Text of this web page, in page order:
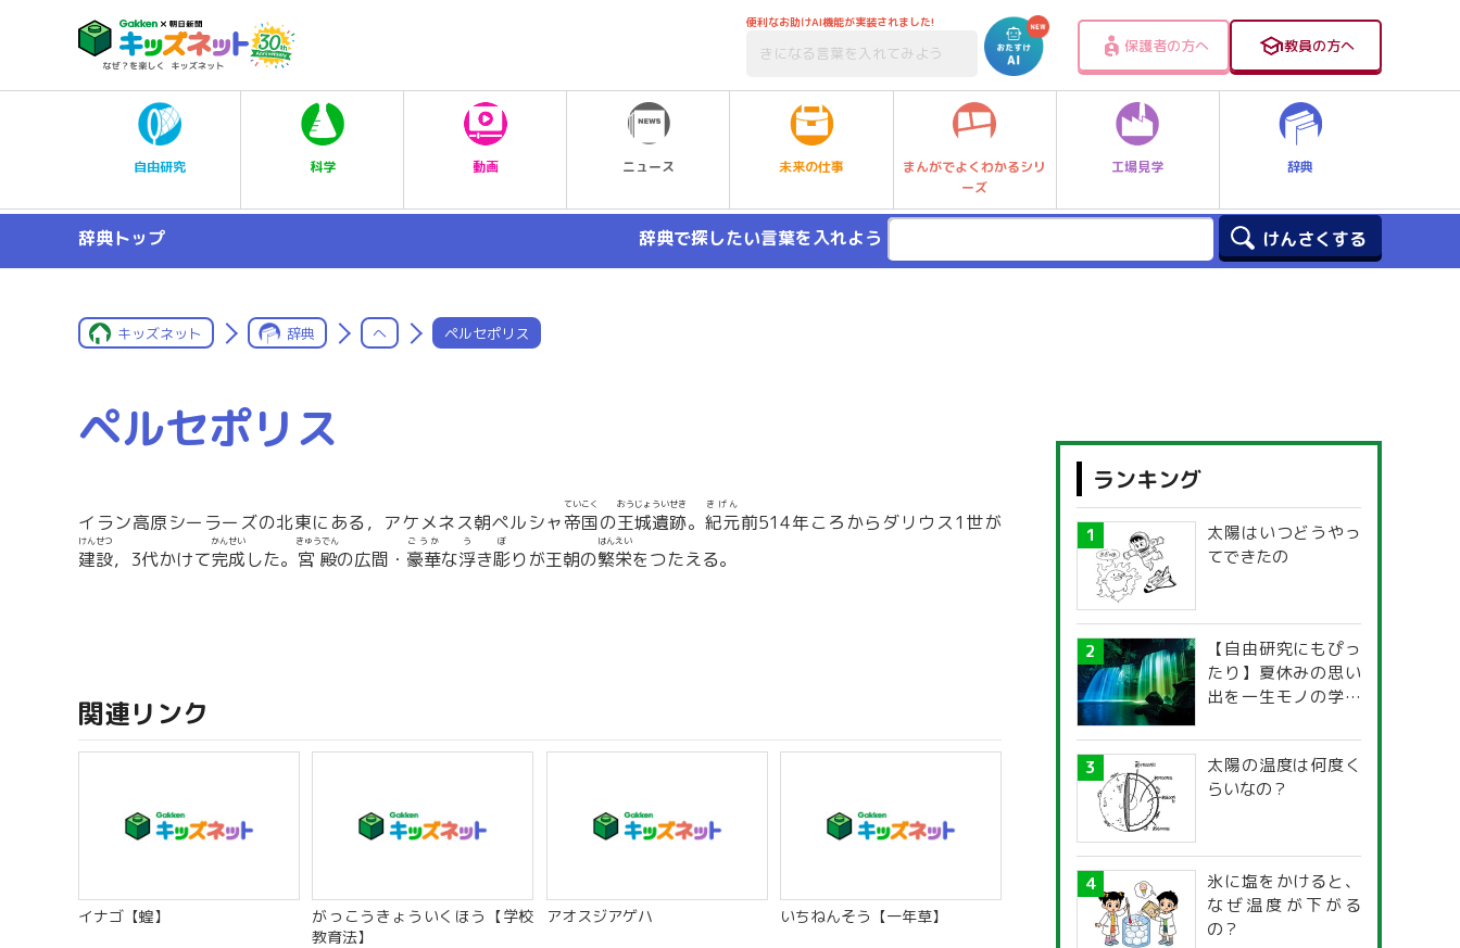
便利なお助けAI機能が実装されました!
保護者の方へ 教員の方へ
自由研究 科学 動画 ニュース 未来の仕事
まんがでよくわかるシリ
ーズ
工場見学 辞典
辞典トップ 辞典で探したい言葉を入れよう
キッズネット 辞典 へ ペルセポリス
ペルセポリス
イラン高原シーラーズの北東にある，アケメネス朝ペルシャ帝国
ていこく
の王城遺跡
おうじょういせき
。 紀元
きげん
前514年ころからダリウス1世が
建設
けんせつ
，3代かけて完成
かんせい
した。 宮殿
きゅうでん
の広間・ 豪華
ごうか
な浮
う
き彫
ぼ
りが王朝の繁栄
はんえい
をつたえる。
関連リンク
イナゴ【蝗】
がっこうきょういくほう【学校
教育法】
アオスジアゲハ いちねんそう【一年草】
ランキング
太陽はいつどうやっ
てできたの
【自由研究にもぴっ
たり】夏休みの思い
出を一生モノの学び
探究ガイド
太陽の温度は何度く
らいなの？
氷に塩をかけると、
なぜ温度が下がる
の？